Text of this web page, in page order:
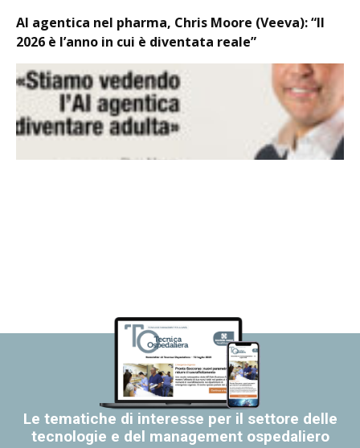
AI agentica nel pharma, Chris Moore (Veeva): “Il
2026 è l’anno in cui è diventata reale”
Le tematiche di interesse per il settore delle
tecnologie e del management ospedaliero